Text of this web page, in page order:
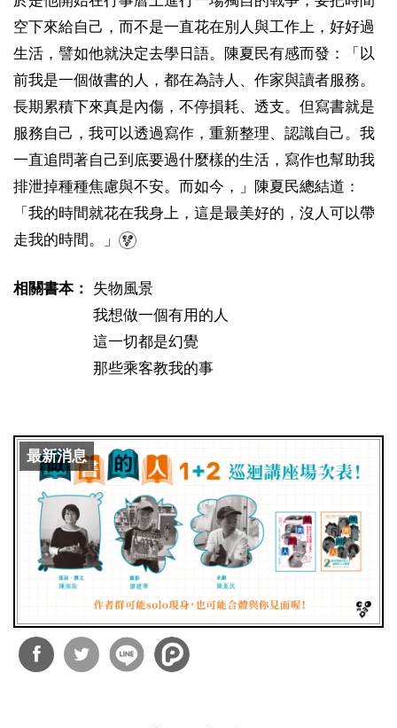
空下來給自己，而不是一直花在別人與工作上，好好過
生活，譬如他就決定去學日語。陳夏民有感而發：「以
前我是一個做書的人，都在為詩人、作家與讀者服務。
長期累積下來真是內傷，不停損耗、透支。但寫書就是
服務自己，我可以透過寫作，重新整理、認識自己。我
一直追問著自己到底要過什麼樣的生活，寫作也幫助我
排泄掉種種焦慮與不安。而如今，」陳夏民總結道：
「我的時間就花在我身上，這是最美好的，沒人可以帶
走我的時間。」
相關書本： 失物風景
我想做一個有用的人
這一切都是幻覺
那些乘客教我的事
最新消息